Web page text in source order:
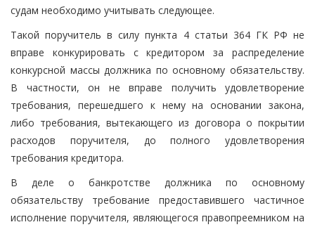
судам необходимо учитывать следующее.
Такой поручитель в силу пункта 4 статьи 364 ГК РФ не
вправе конкурировать с кредитором за распределение
конкурсной массы должника по основному обязательству.
В частности, он не вправе получить удовлетворение
требования, перешедшего к нему на основании закона,
либо требования, вытекающего из договора о покрытии
расходов поручителя, до полного удовлетворения
требования кредитора.
В деле о банкротстве должника по основному
обязательству требование предоставившего частичное
исполнение поручителя, являющегося правопреемником на